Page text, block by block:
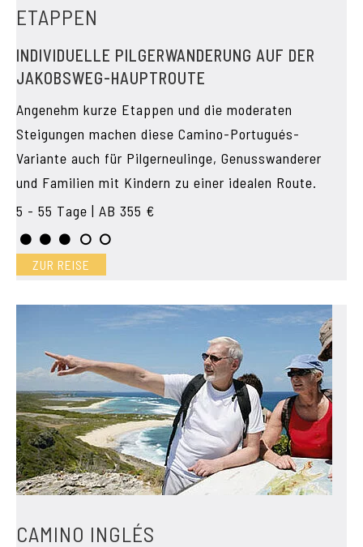
ETAPPEN
INDIVIDUELLE PILGERWANDERUNG AUF DER
JAKOBSWEG-HAUPTROUTE
Angenehm kurze Etappen und die moderaten
Steigungen machen diese Camino-Portugués-
Variante auch für Pilgerneulinge, Genusswanderer
und Familien mit Kindern zu einer idealen Route.
5 - 55 Tage | AB 355 €
ZUR REISE
CAMINO INGLÉS